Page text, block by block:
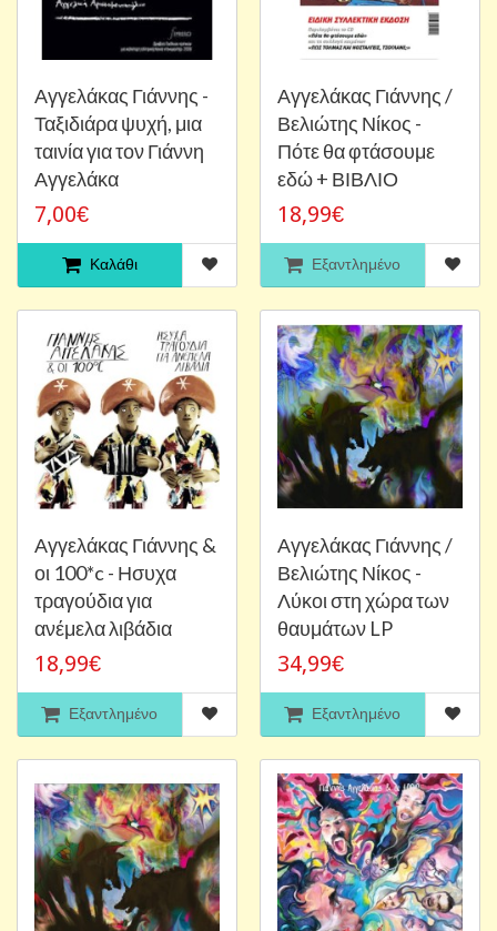
Αγγελάκας Γιάννης -
Ταξιδιάρα ψυχή, μια
ταινία για τον Γιάννη
Αγγελάκα
7,00€
Καλάθι
Αγγελάκας Γιάννης /
Βελιώτης Νίκος -
Πότε θα φτάσουμε
εδώ + ΒΙΒΛΙΟ
18,99€
Εξαντλημένο
Αγγελάκας Γιάννης &
οι 100*c - Ησυχα
τραγούδια για
ανέμελα λιβάδια
18,99€
Εξαντλημένο
Αγγελάκας Γιάννης /
Βελιώτης Νίκος -
Λύκοι στη χώρα των
θαυμάτων LP
34,99€
Εξαντλημένο